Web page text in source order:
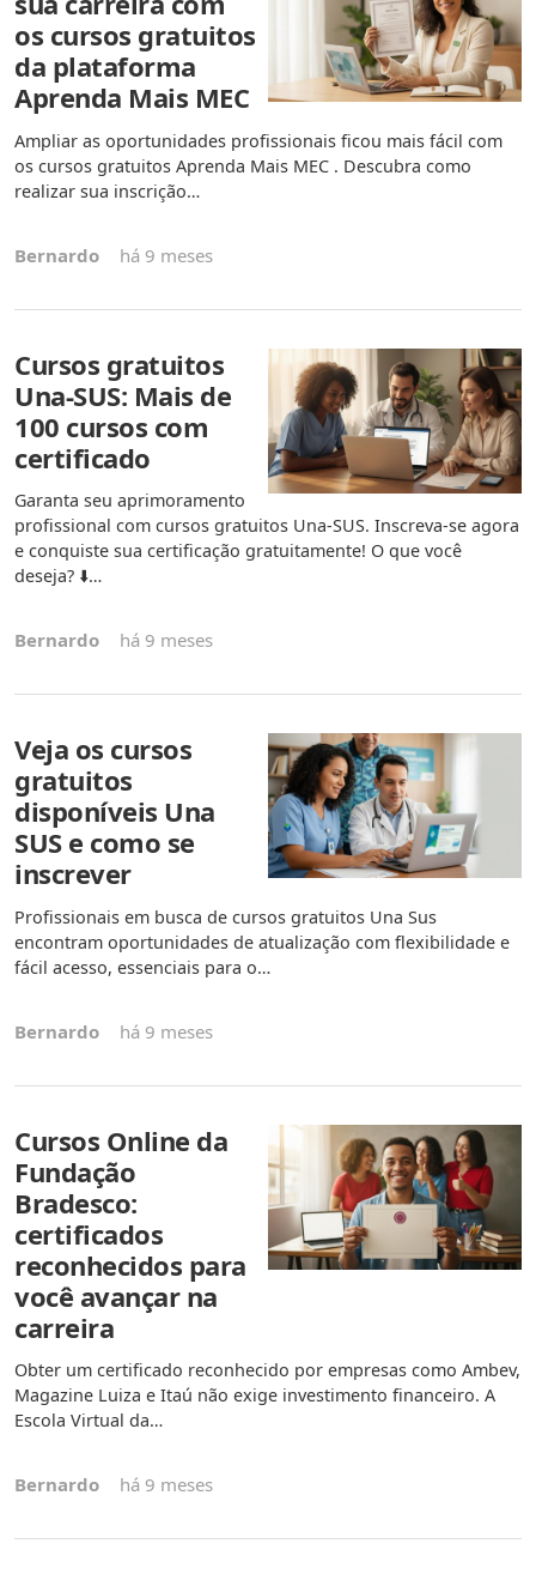
os cursos gratuitos
da plataforma
Aprenda Mais MEC
Ampliar as oportunidades profissionais ficou mais fácil com
os cursos gratuitos Aprenda Mais MEC . Descubra como
realizar sua inscrição…
Bernardo há 9 meses
Cursos gratuitos
Una-SUS: Mais de
100 cursos com
certificado
Garanta seu aprimoramento
profissional com cursos gratuitos Una-SUS. Inscreva-se agora
e conquiste sua certificação gratuitamente! O que você
deseja? ⬇️…
Bernardo há 9 meses
Veja os cursos
gratuitos
disponíveis Una
SUS e como se
inscrever
Profissionais em busca de cursos gratuitos Una Sus
encontram oportunidades de atualização com flexibilidade e
fácil acesso, essenciais para o…
Bernardo há 9 meses
Cursos Online da
Fundação
Bradesco:
certificados
reconhecidos para
você avançar na
carreira
Obter um certificado reconhecido por empresas como Ambev,
Magazine Luiza e Itaú não exige investimento financeiro. A
Escola Virtual da…
Bernardo há 9 meses